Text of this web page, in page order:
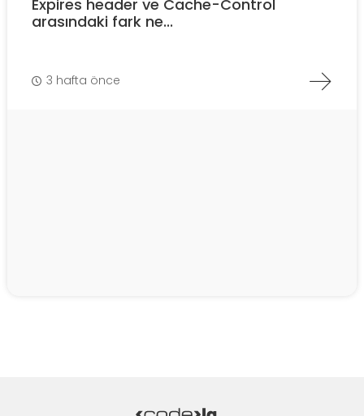
Expires header ve Cache-Control
arasındaki fark ne...
3 hafta önce